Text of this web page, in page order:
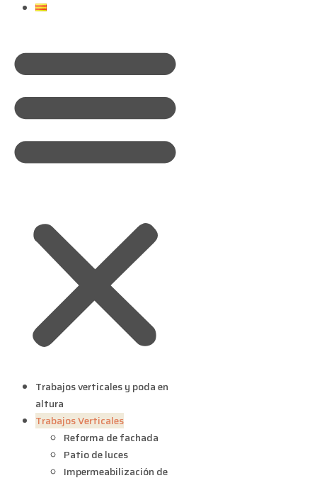
Trabajos verticales y poda en
altura
Trabajos Verticales
Reforma de fachada
Patio de luces
Impermeabilización de